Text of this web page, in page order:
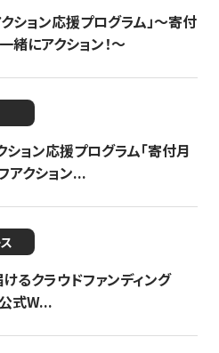
ション応援プログラム」〜寄付
緒にアクション！〜
ション応援プログラム「寄付月
アクション...
るクラウドファンディング
式W...